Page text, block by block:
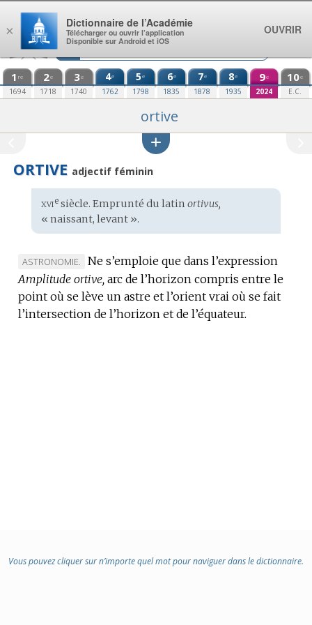
Aller au contenu
1 re
1694
2e
1718
3e
1740
4e
1762
5e
1798
6e
1835
7e
1878
8e
1935
9e
2024
10e
E.C.
ortive
ORTIVE adjectif féminin
Étymologie
:
xviesiècle. Emprunté du latin ortivus,
« naissant, levant ».
MARQUE
DE
DOMAINE
:
ASTRONOMIE.
Ne s’emploie que dans l’expression
Amplitude ortive, arc de l’horizon compris entre le
point où se lève un astre et l’orient vrai où se fait
l’intersection de l’horizon et de l’équateur.
Vous pouvez cliquer sur n’importe quel mot pour naviguer dans le dictionnaire.
×
Dictionnaire de l’Académie
Télécharger ou ouvrir l’application
Disponible sur Android et iOS
OUVRIR